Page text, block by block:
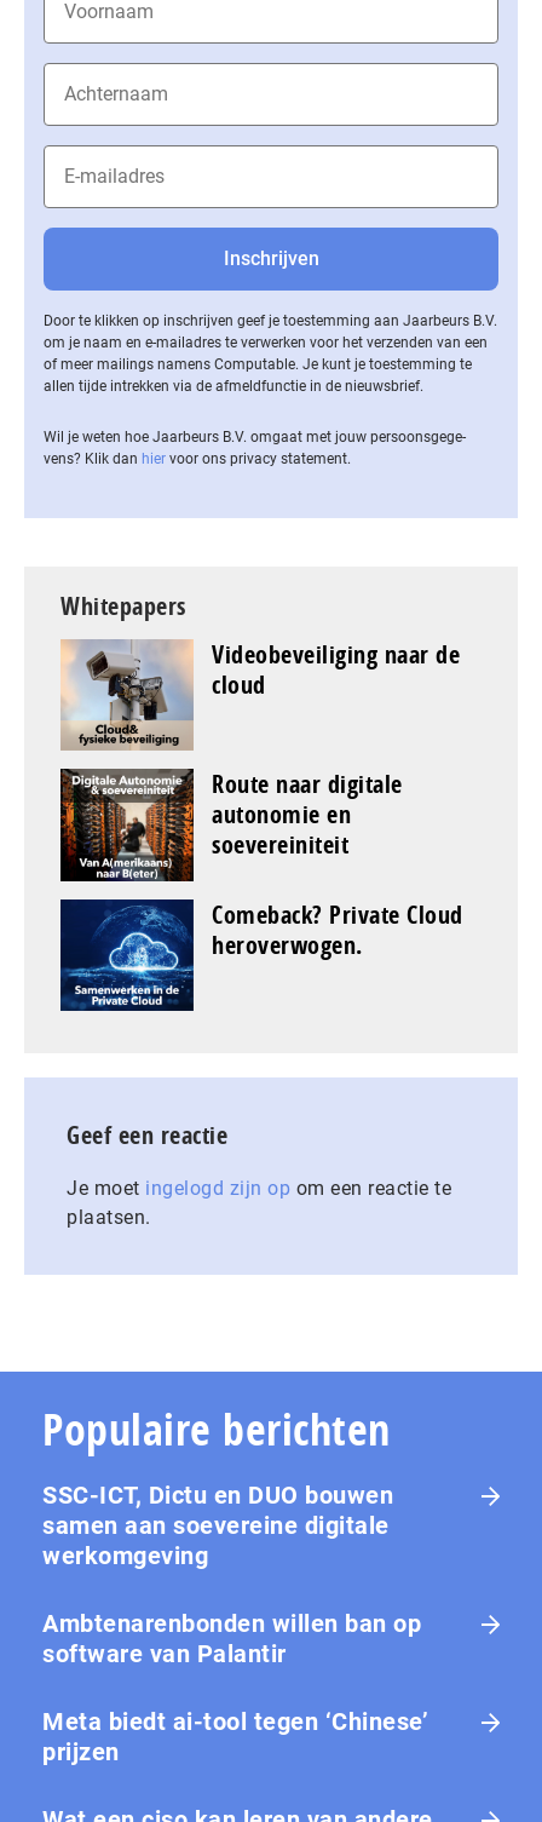
Door te klikken op inschrijven geef je toestemming aan Jaarbeurs B.V.
om je naam en e-mailadres te verwerken voor het verzenden van een
of meer mailings namens Computable. Je kunt je toestemming te
allen tijde intrekken via de af­meld­func­tie in de nieuwsbrief.
Wil je weten hoe Jaarbeurs B.V. omgaat met jouw per­soons­ge­ge­
vens? Klik dan hier voor ons privacy statement.
Whitepapers
Videobeveiliging naar de
cloud
Route naar digitale
autonomie en
soevereiniteit
Comeback? Private Cloud
heroverwogen.
Geef een reactie
Je moet ingelogd zijn op om een reactie te
plaatsen.
Populaire berichten
SSC-ICT, Dictu en DUO bouwen
samen aan soevereine digitale
werkomgeving
Ambtenarenbonden willen ban op
software van Palantir
Meta biedt ai-tool tegen ‘Chinese’
prijzen